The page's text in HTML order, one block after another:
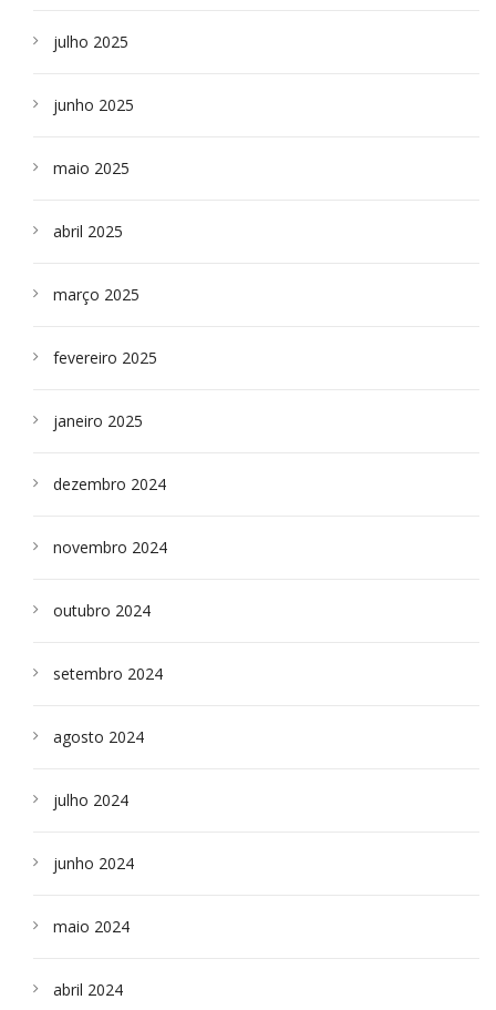
julho 2025
junho 2025
maio 2025
abril 2025
março 2025
fevereiro 2025
janeiro 2025
dezembro 2024
novembro 2024
outubro 2024
setembro 2024
agosto 2024
julho 2024
junho 2024
maio 2024
abril 2024